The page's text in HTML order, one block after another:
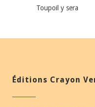
Toupoil y sera
Éditions Crayon